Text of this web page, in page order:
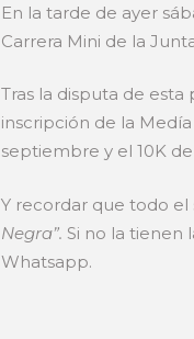
En la tarde de ayer
Carrera Mini de la
Tras la disputa de
inscripción de la
septiembre y el 10K
Y recordar que todo el
Negra”. Si no la tienen
Whatsapp.